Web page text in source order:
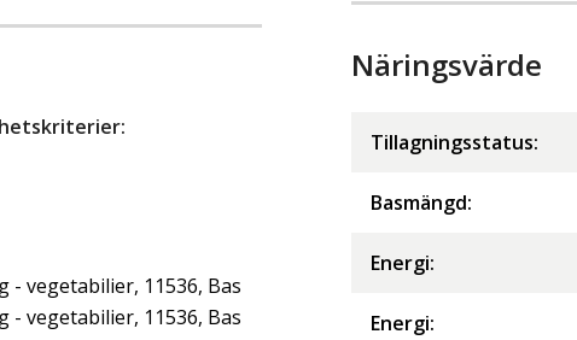
vegetabilier, 11536, Bas
vegetabilier, 11536, Bas
Näringsvärde
Tillagningsstatus:
Basmängd:
Energi:
Energi: